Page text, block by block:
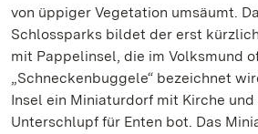
von üppiger Vegetation umsäumt.
Schlossparks bildet der erst
mit Pappelinsel, die im Volksmund
„Schneckenbuggele“ bezeichnet
Insel ein Miniaturdorf mit Kirche und
Unterschlupf für Enten bot. Das